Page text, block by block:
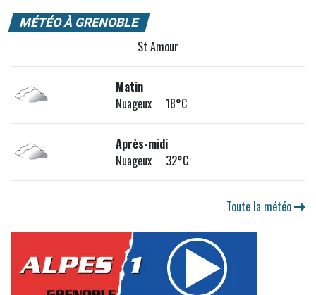
MÉTÉO À GRENOBLE
St Amour
Matin
Nuageux 18°C
Après-midi
Nuageux 32°C
Toute la météo